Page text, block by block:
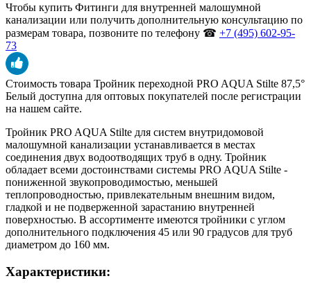
Чтобы купить Фитинги для внутренней малошумной
канализации или получить дополнительную консультацию по
размерам товара, позвоните по телефону ☎ +7 (495) 602-95-
73
Стоимость товара Тройник переходной PRO AQUA Stilte 87,5°
Белый доступна для оптовых покупателей после регистрации
на нашем сайте.
Тройник PRO AQUA Stilte для систем внутридомовой
малошумной канализации устанавливается в местах
соединения двух водоотводящих труб в одну. Тройник
обладает всеми достоинствами системы PRO AQUA Stilte -
пониженной звукопроводимостью, меньшей
теплопроводностью, привлекательным внешним видом,
гладкой и не подверженной зарастанию внутренней
поверхностью. В ассортименте имеются тройники с углом
дополнительного подключения 45 или 90 градусов для труб
диаметром до 160 мм.
Характеристики: